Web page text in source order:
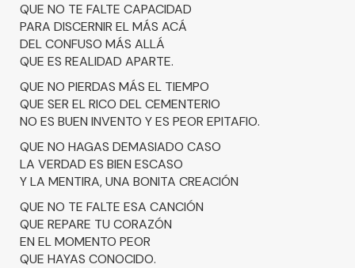
QUE NO TE FALTE CAPACIDAD
PARA DISCERNIR EL MÁS ACÁ
DEL CONFUSO MÁS ALLÁ
QUE ES REALIDAD APARTE.
QUE NO PIERDAS MÁS EL TIEMPO
QUE SER EL RICO DEL CEMENTERIO
NO ES BUEN INVENTO Y ES PEOR EPITAFIO.
QUE NO HAGAS DEMASIADO CASO
LA VERDAD ES BIEN ESCASO
Y LA MENTIRA, UNA BONITA CREACIÓN
QUE NO TE FALTE ESA CANCIÓN
QUE REPARE TU CORAZÓN
EN EL MOMENTO PEOR
QUE HAYAS CONOCIDO.